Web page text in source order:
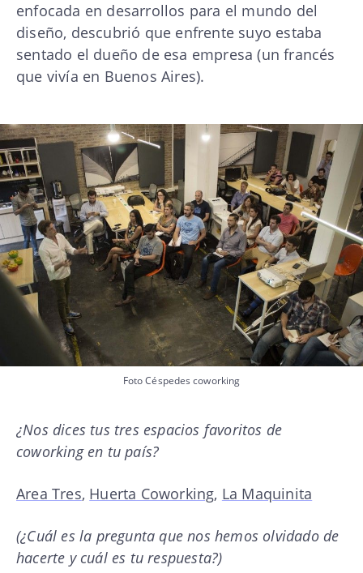
enfocada en desarrollos para el mundo del
diseño, descubrió que enfrente suyo estaba
sentado el dueño de esa empresa (un francés
que vivía en Buenos Aires).
Foto Céspedes coworking
¿Nos dices tus tres espacios favoritos de
coworking en tu país?
Area Tres, Huerta Coworking, La Maquinita
(¿Cuál es la pregunta que nos hemos olvidado de
hacerte y cuál es tu respuesta?)